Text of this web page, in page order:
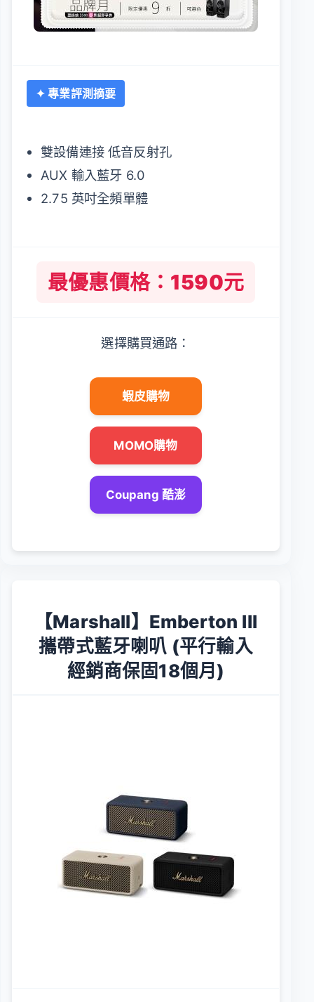
✦ 專業評測摘要
雙設備連接 低音反射孔
AUX 輸入藍牙 6.0
2.75 英吋全頻單體
最優惠價格：1590元
選擇購買通路：
蝦皮購物
MOMO購物
Coupang 酷澎
【Marshall】Emberton III
攜帶式藍牙喇叭 (平行輸入
經銷商保固18個月)